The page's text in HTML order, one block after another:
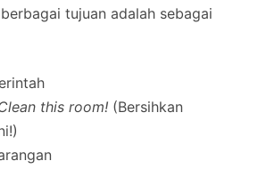
tujuan adalah sebagai
this room! (Bersihkan